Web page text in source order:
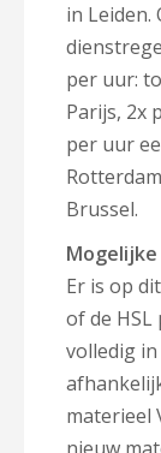
in Leiden.
per uur:
Parijs, 2x
per uur
Brussel.
Er is op
of de
volledig
materieel